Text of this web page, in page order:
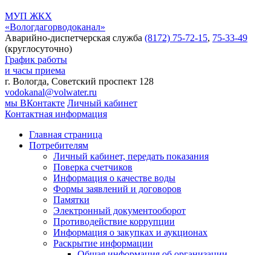
МУП ЖКХ
«Вологдагорводоканал»
Аварийно-диспетчерская служба (8172) 75-72-15, 75-33-49
(круглосуточно)
График работы
и часы приема
г. Вологда, Советский проспект 128
vodokanal@volwater.ru
мы ВКонтакте Личный кабинет
Контактная информация
Главная страница
Потребителям
Личный кабинет, передать показания
Поверка счетчиков
Информация о качестве воды
Формы заявлений и договоров
Памятки
Электронный документооборот
Противодействие коррупции
Информация о закупках и аукционах
Раскрытие информации